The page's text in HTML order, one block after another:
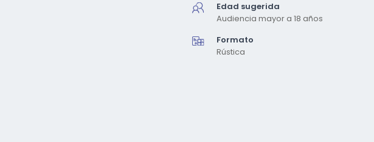
Edad sugerida
Audiencia mayor a 18 años
Formato
Rústica